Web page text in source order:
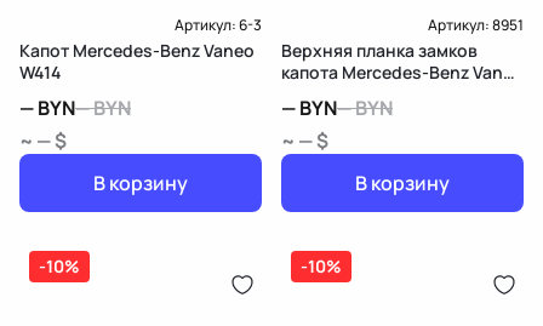
Артикул:6-3
Капот Mercedes-Benz Vaneo
W414
—BYN—BYN
~ — $
В корзину
Артикул:8951
Верхняя планка замков
капота Mercedes-Benz Vaneo
—BYN—BYN
~ — $
В корзину
-10% -10%